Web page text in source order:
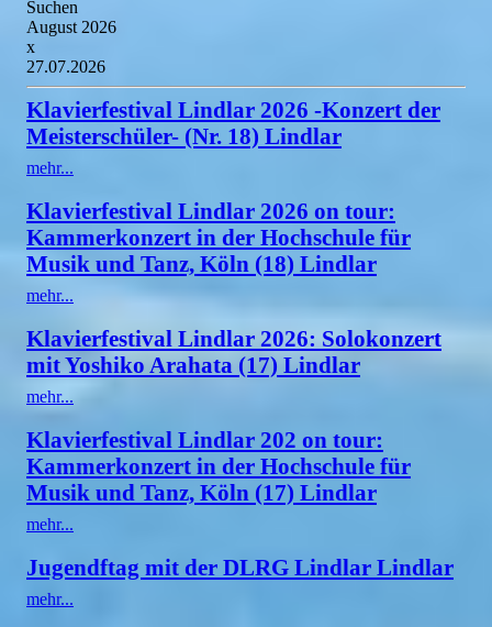
Suchen
August 2026
x
27.07.2026
Klavierfestival Lindlar 2026 -Konzert der
Meisterschüler- (Nr. 18) Lindlar
mehr...
Klavierfestival Lindlar 2026 on tour:
Kammerkonzert in der Hochschule für
Musik und Tanz, Köln (18) Lindlar
mehr...
Klavierfestival Lindlar 2026: Solokonzert
mit Yoshiko Arahata (17) Lindlar
mehr...
Klavierfestival Lindlar 202 on tour:
Kammerkonzert in der Hochschule für
Musik und Tanz, Köln (17) Lindlar
mehr...
Jugendftag mit der DLRG Lindlar Lindlar
mehr...